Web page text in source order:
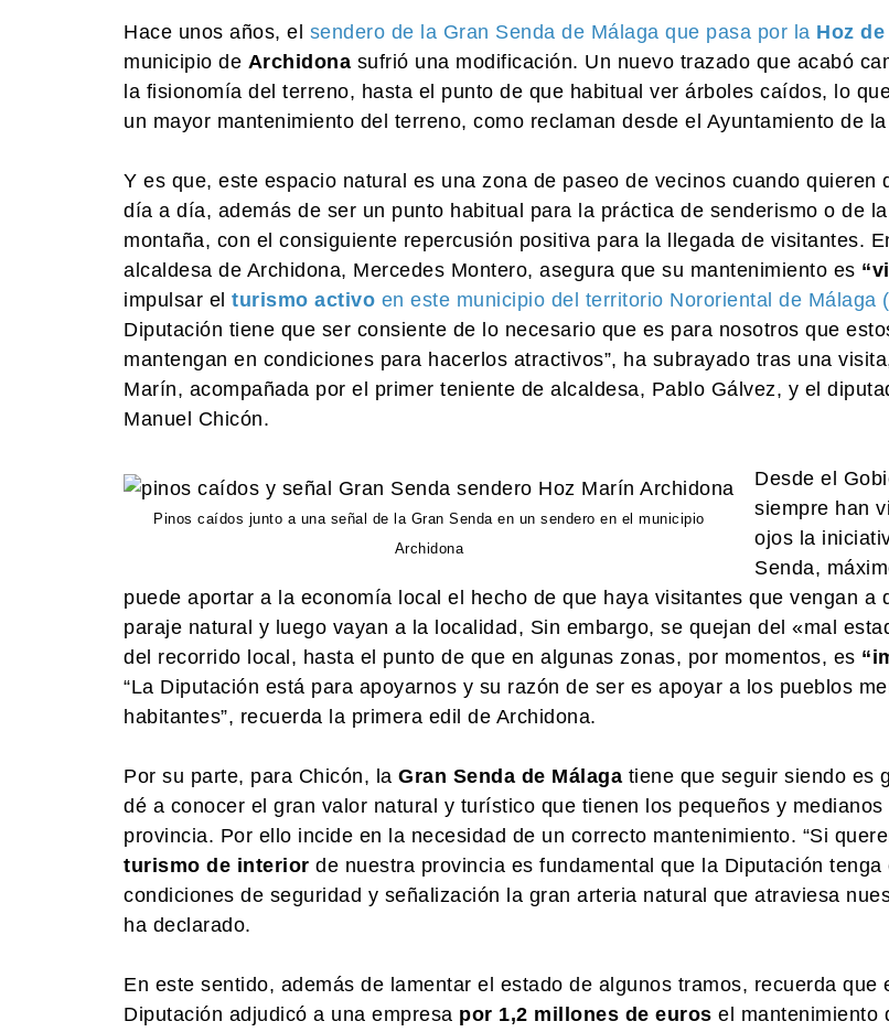
Hace unos años, el sendero de la Gran Senda de Málaga que pasa por la Hoz
municipio de Archidona sufrió una modificación. Un nuevo trazado que acabó
la fisionomía del terreno, hasta el punto de que habitual ver árboles caídos, lo
un mayor mantenimiento del terreno, como reclaman desde el Ayuntamiento de
Y es que, este espacio natural es una zona de paseo de vecinos cuando quieren
día a día, además de ser un punto habitual para la práctica de senderismo o de
montaña, con el consiguiente repercusión positiva para la llegada de visitantes.
alcaldesa de Archidona, Mercedes Montero, asegura que su mantenimiento es
impulsar el turismo activo en este municipio del territorio Nororiental de Málaga
Diputación tiene que ser consiente de lo necesario que es para nosotros que
mantengan en condiciones para hacerlos atractivos”, ha subrayado tras una
Marín, acompañada por el primer teniente de alcaldesa, Pablo Gálvez, y el
Manuel Chicón.
Pinos caídos junto a una señal de la Gran Senda en un sendero en el municipio
Archidona
Desde el
siempre han
ojos la
Senda,
puede aportar a la economía local el hecho de que haya visitantes que vengan a
paraje natural y luego vayan a la localidad, Sin embargo, se quejan del «mal
del recorrido local, hasta el punto de que en algunas zonas, por momentos, es
“La Diputación está para apoyarnos y su razón de ser es apoyar a los pueblos
habitantes”, recuerda la primera edil de Archidona.
Por su parte, para Chicón, la Gran Senda de Málaga tiene que seguir siendo es
dé a conocer el gran valor natural y turístico que tienen los pequeños y
provincia. Por ello incide en la necesidad de un correcto mantenimiento. “Si
turismo de interior de nuestra provincia es fundamental que la Diputación tenga
condiciones de seguridad y señalización la gran arteria natural que atraviesa
ha declarado.
En este sentido, además de lamentar el estado de algunos tramos, recuerda que
Diputación adjudicó a una empresa por 1,2 millones de euros el mantenimiento